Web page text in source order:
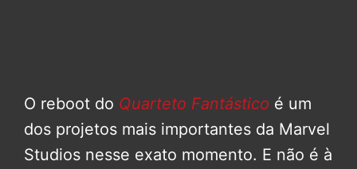
O reboot do Quarteto Fantástico é um
dos projetos mais importantes da Marvel
Studios nesse exato momento. E não é à